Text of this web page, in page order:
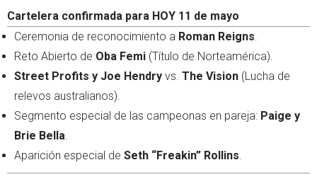
Cartelera confirmada para HOY 11 de mayo
Ceremonia de reconocimiento a Roman Reigns.
Reto Abierto de Oba Femi (Título de Norteamérica).
Street Profits y Joe Hendry vs. The Vision (Lucha de
relevos australianos).
Segmento especial de las campeonas en pareja: Paige y
Brie Bella.
Aparición especial de Seth “Freakin” Rollins.